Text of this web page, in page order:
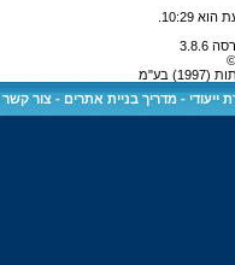
10:29
בע"מ
ייעודי -מדריך בניית אתרים -צור קשר